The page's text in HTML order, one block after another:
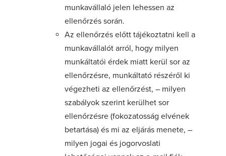
munkavállaló jelen lehessen az
ellenőrzés során.
Az ellenőrzés előtt tájékoztatni kell a
munkavállalót arról, hogy milyen
munkáltatói érdek miatt kerül sor az
ellenőrzésre, munkáltató részéről ki
végezheti az ellenőrzést, – milyen
szabályok szerint kerülhet sor
ellenőrzésre (fokozatosság elvének
betartása) és mi az eljárás menete, –
milyen jogai és jogorvoslati